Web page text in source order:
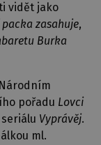
vidět jako
zasahuje,
Burka
pořadu Lovci
Vyprávěj.
ml.